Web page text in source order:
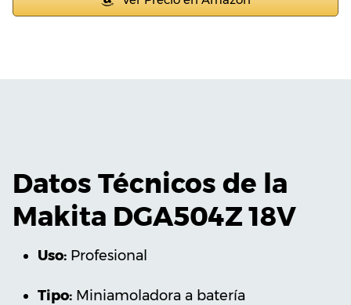
Datos Técnicos de la
Makita DGA504Z 18V
Uso: ‎Profesional
Tipo: ‎Miniamoladora a batería